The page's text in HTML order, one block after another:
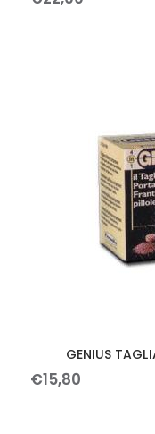
GENIUS
€15,80